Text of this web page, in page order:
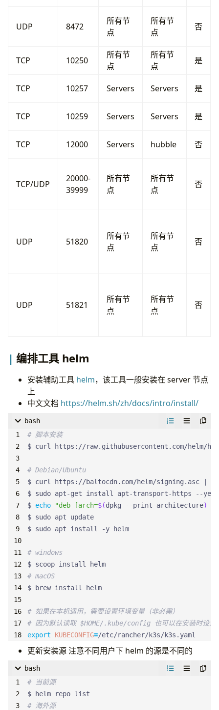
UDP 8472
所有节
点
所有节
点
否
TCP 10250
所有节
点
所有节
点
是
TCP 10257 Servers Servers 是
TCP 10259 Servers Servers 是
TCP 12000 Servers hubble 否
TCP/UDP
20000-
39999
所有节
点
所有节
点
否
UDP 51820
所有节
点
所有节
点
否
UDP 51821
所有节
点
所有节
点
否
编排工具 helm
安装辅助工具 helm，该工具一般安装在 server 节点
上
中文文档 https://helm.sh/zh/docs/intro/install/
bash
# 脚本安装
$ curl https://raw.githubusercontent.com/helm/
# Debian/Ubuntu
$ curl https://baltocdn.com/helm/signing.asc
$ echo "deb [arch=$(dpkg --print-architecture)
# windows
# macOS
# 如果在本机适用，需要设置环境变量（非必需）
# 因为默认读取 $HOME/.kube/config 也可以在安装时设
export
KUBECONFIG=/etc/rancher/k3s/k3s.yaml
更新安装源 注意不同用户下 helm 的源是不同的
bash
# 当前源
# 海外源